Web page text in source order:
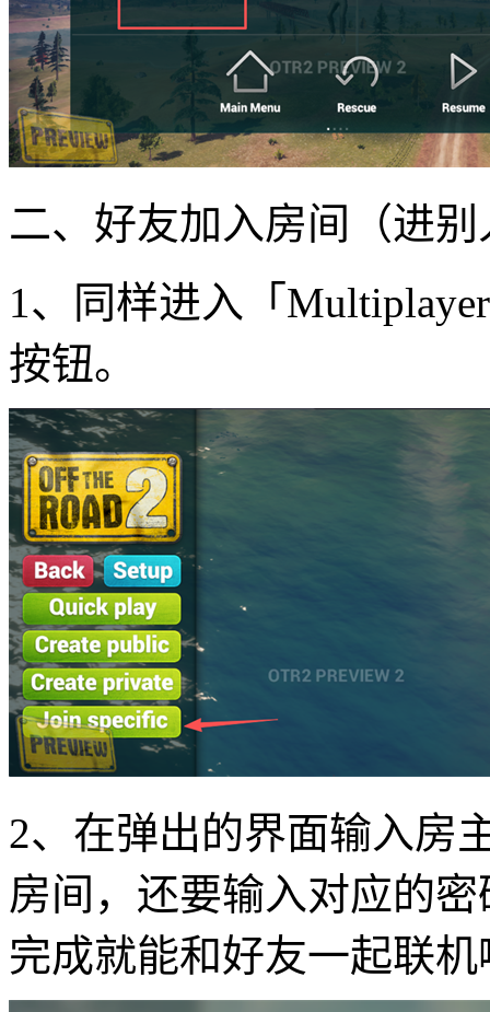
二、好友加入房间（进
1、同样进入「
按钮。
2、在弹出的界面输入房
房间，还要输入对应的
完成就能和好友一起联机